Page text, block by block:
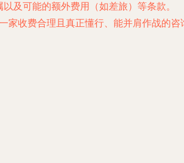
及可能的额外费用（如差旅）等条款。
收费合理且真正懂行、能并肩作战的